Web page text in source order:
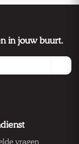
in jouw buurt.
vragen